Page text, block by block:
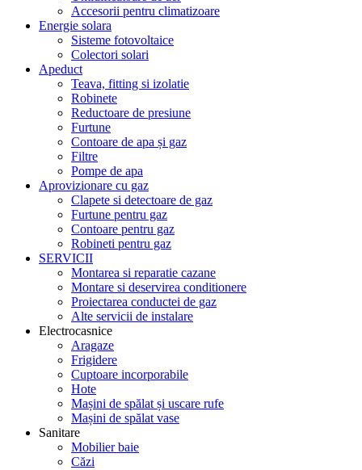
Accesorii pentru climatizoare
Energie solara
Sisteme fotovoltaice
Colectori solari
Apeduct
Teava, fitting si izolatie
Robinete
Reductoare de presiune
Furtune
Contoare de apa și gaz
Filtre
Pompe de apa
Aprovizionare cu gaz
Clapete si detectoare de gaz
Furtune pentru gaz
Contoare pentru gaz
Robineti pentru gaz
SERVICII
Montarea si reparatie cazane
Montare si deservirea conditionere
Proiectarea conductei de gaz
Alte servicii de instalare
Electrocasnice
Aragaze
Frigidere
Cuptoare incorporabile
Hote
Mașini de spălat și uscare rufe
Mașini de spălat vase
Sanitare
Mobilier baie
Căzi